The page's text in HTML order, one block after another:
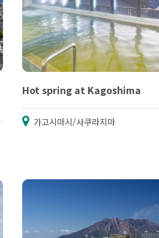
Hot spring at Kagoshima
가고시마시/사쿠라지마